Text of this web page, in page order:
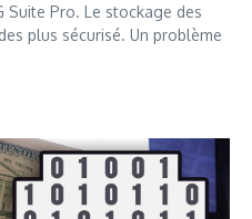
Pro. Le stockage des
plus sécurisé. Un problème